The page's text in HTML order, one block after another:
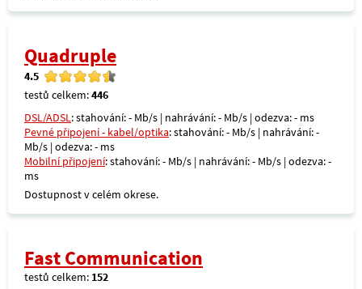
Quadruple
4.5
testů celkem:446
DSL/ADSL: stahování: - Mb/s | nahrávání: - Mb/s | odezva: - ms
Pevné připojení - kabel/optika: stahování: - Mb/s | nahrávání: -
Mb/s | odezva: - ms
Mobilní připojení: stahování: - Mb/s | nahrávání: - Mb/s | odezva: -
ms
Dostupnost v celém okrese.
Fast Communication
testů celkem: 152